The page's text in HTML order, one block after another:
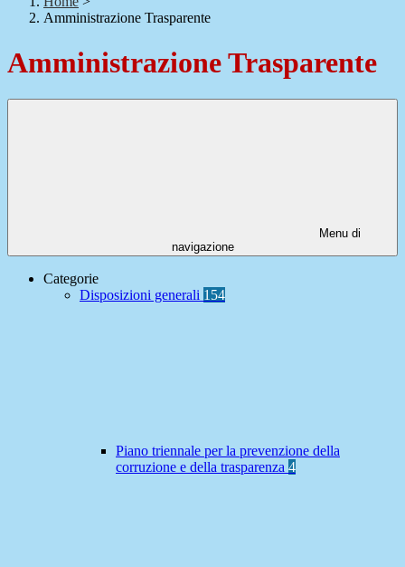
Amministrazione Trasparente
Amministrazione Trasparente
Menu di
navigazione
Categorie
Disposizioni generali 154
Piano triennale per la prevenzione della
corruzione e della trasparenza 4